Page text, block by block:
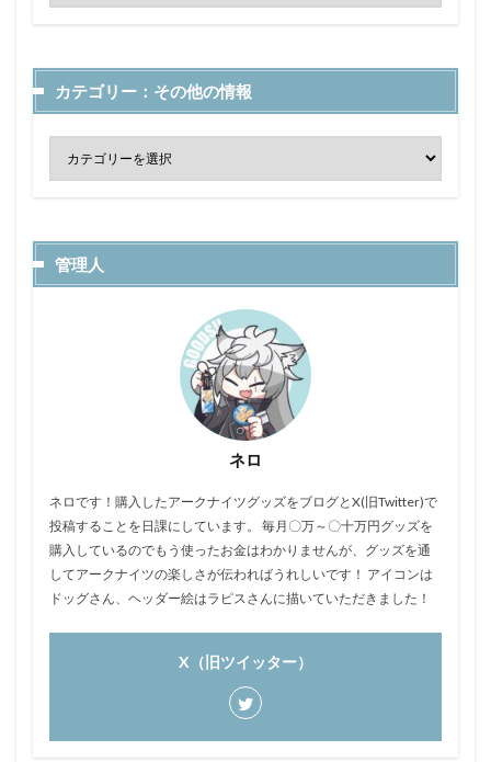
カテゴリー：その他の情報
管理人
ネロ
ネロです！購入したアークナイツグッズをブログとX(旧Twitter)で
投稿することを日課にしています。 毎月〇万～〇十万円グッズを
購入しているのでもう使ったお金はわかりませんが、グッズを通
してアークナイツの楽しさが伝わればうれしいです！ アイコンは
ドッグさん、ヘッダー絵はラピスさんに描いていただきました！
X（旧ツイッター）